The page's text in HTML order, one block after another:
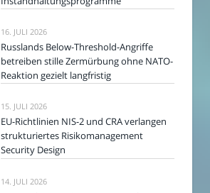
16. JULI 2026
Russlands Below-Threshold-Angriffe
betreiben stille Zermürbung ohne NATO-
Reaktion gezielt langfristig
15. JULI 2026
EU-Richtlinien NIS-2 und CRA verlangen
strukturiertes Risikomanagement
Security Design
14. JULI 2026